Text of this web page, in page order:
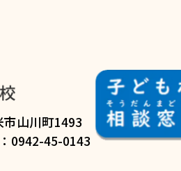
山川町1493
0942-45-0143